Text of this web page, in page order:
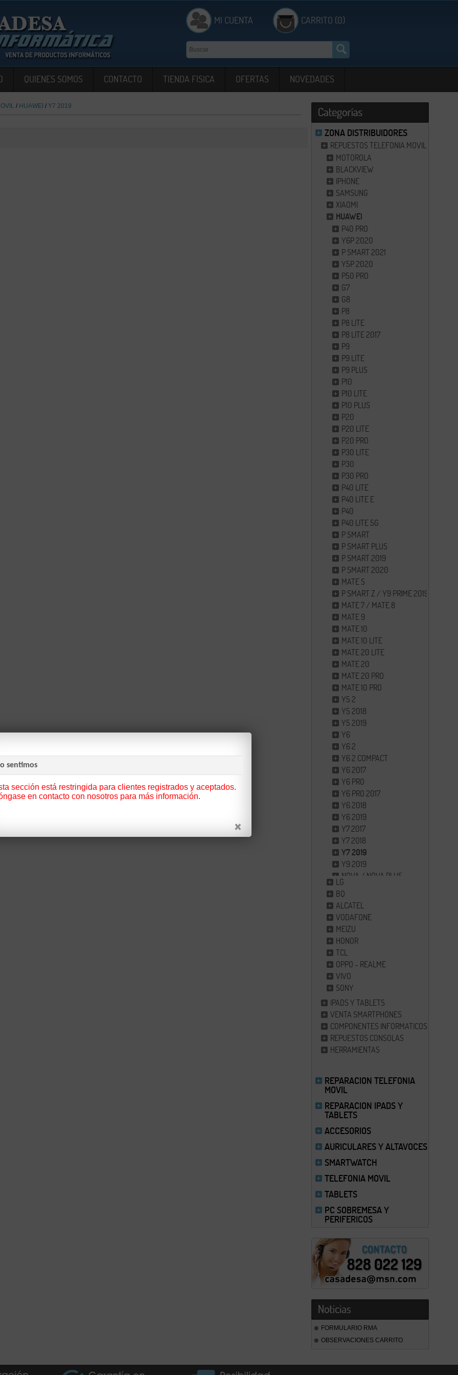
MI CUENTA CARRITO (0)
QUIENES SOMOS CONTACTO TIENDA FISICA OFERTAS NOVEDADES
/ HUAWEI / Y7 2019
ZONA DISTRIBUIDORES
REPUESTOS TELEFONIA MOVIL
MOTOROLA
BLACKVIEW
IPHONE
SAMSUNG
XIAOMI
HUAWEI
P40 PRO
Y6P 2020
P SMART 2021
Y5P 2020
P50 PRO
G7
G8
P8
P8 LITE
P8 LITE 2017
P9
P9 LITE
P9 PLUS
P10
P10 LITE
P10 PLUS
P20
P20 LITE
P20 PRO
P30 LITE
P30
P30 PRO
P40 LITE
P40 LITE E
P40
P40 LITE 5G
P SMART
P SMART PLUS
P SMART 2019
P SMART 2020
MATE S
P SMART Z / Y9 PRIME 2019
MATE 7 / MATE 8
MATE 9
MATE 10
MATE 10 LITE
MATE 20 LITE
MATE 20
MATE 20 PRO
MATE 10 PRO
Y5 2
Y5 2018
Y5 2019
Y6
Y6 2
Y6 2 COMPACT
Y6 2017
Y6 PRO
Y6 PRO 2017
Y6 2018
Y6 2019
Y7 2017
Y7 2018
Y7 2019
Y9 2019
NOVA / NOVA PLUS
NOVA 2 / NOVA 2 PLUS
NOVA 5T
LG
BQ
ALCATEL
VODAFONE
MEIZU
HONOR
TCL
OPPO - REALME
VIVO
SONY
ZTE
IPADS Y TABLETS
VENTA SMARTPHONES
COMPONENTES INFORMATICOS
REPUESTOS CONSOLAS
HERRAMIENTAS
REPARACION TELEFONIA
MOVIL
REPARACION IPADS Y
TABLETS
ACCESORIOS
AURICULARES Y ALTAVOCES
SMARTWATCH
TELEFONIA MOVIL
TABLETS
PC SOBREMESA Y
PERIFERICOS
FORMULARIO RMA
OBSERVACIONES CARRITO
sentimos
sección está restringida para clientes registrados y aceptados.
en contacto con nosotros para más información.